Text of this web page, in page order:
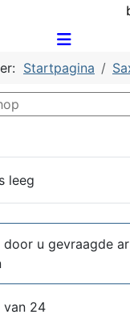
Startpagina
leeg
door u gevraagde
van 24